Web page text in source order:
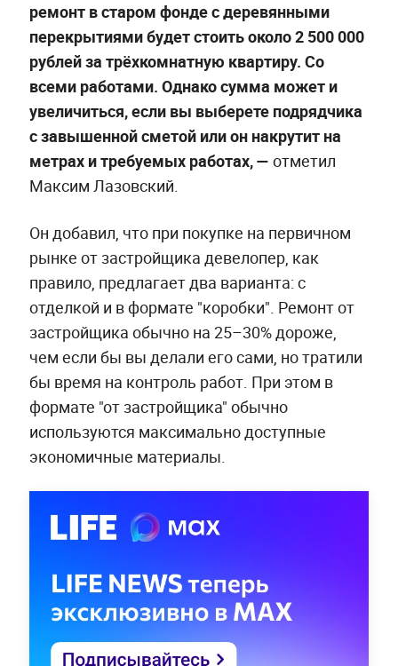
ремонт в старом фонде с деревянными
перекрытиями будет стоить около 2 500 000
рублей за трёхкомнатную квартиру. Со
всеми работами. Однако сумма может и
увеличиться, если вы выберете подрядчика
с завышенной сметой или он накрутит на
метрах и требуемых работах, — отметил
Максим Лазовский.
Он добавил, что при покупке на первичном
рынке от застройщика девелопер, как
правило, предлагает два варианта: с
отделкой и в формате "коробки". Ремонт от
застройщика обычно на 25–30% дороже,
чем если бы вы делали его сами, но тратили
бы время на контроль работ. При этом в
формате "от застройщика" обычно
используются максимально доступные
экономичные материалы.